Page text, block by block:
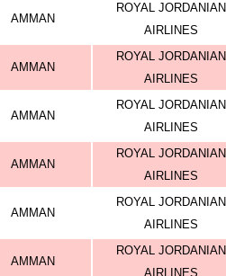
AMMAN
ROYAL JORDANIAN
AIRLINES
AMMAN
ROYAL JORDANIAN
AIRLINES
AMMAN
ROYAL JORDANIAN
AIRLINES
AMMAN
ROYAL JORDANIAN
AIRLINES
AMMAN
ROYAL JORDANIAN
AIRLINES
AMMAN
ROYAL JORDANIAN
AIRLINES